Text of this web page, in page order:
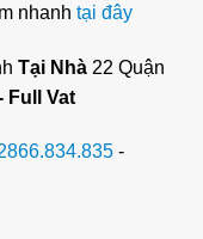
nhanh tại đây
Tại Nhà22 Quận
Full Vat
-